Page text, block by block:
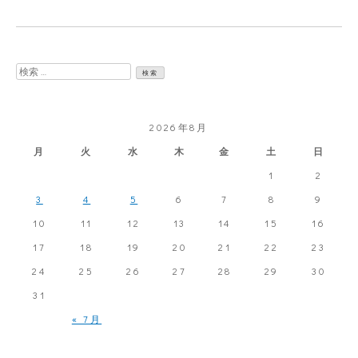
潟
の
率？
検
2026年8月
月
火 水 木 金 土 日
« 7月
1
2
3
4 5 6 7 8
9
10
11 12 13 14 15
16
17
18 19 20 21 22
23
24
25 26 27 28 29
30
31